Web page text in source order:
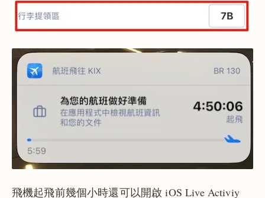
飛機起飛前幾個小時還可以開啟 iOS Live Activiy